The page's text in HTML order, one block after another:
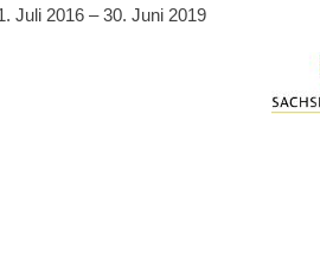
Juli 2016 – 30. Juni 2019